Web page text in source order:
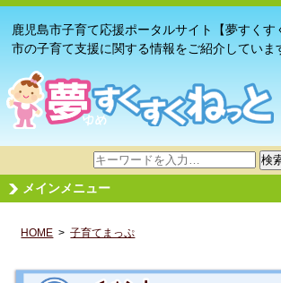
鹿児島市子育て応援ポータルサイト【夢すくす
市の子育て支援に関する情報をご紹介していま
サ
イ
ト
検
検
メインメニュー
HOME >子育てまっぷ